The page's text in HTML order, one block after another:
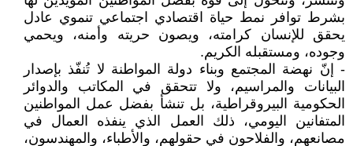
بشرط توافر نمط حياة اقتصادي اجتماعي تنموي عادل
يحقق للإنسان كرامته، ويصون حريته وأمنه، ويحمي
وجوده، ومستقبله الكريم.
- إنّ نهضة المجتمع وبناء دولة المواطنة لا تُنفّذ بإصدار
البيانات والمراسيم، ولا تتحقق في المكاتب والدوائر
الحكومية البيروقراطية، بل تنشأ بفضل عمل المواطنين
المتفانين اليومي، ذلك العمل الذي ينفذه العمال في
مصانعهم، والفلاحون في حقولهم، والأطباء، والمهندسون،